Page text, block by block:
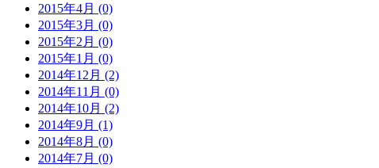
2015年4月 (0)
2015年3月 (0)
2015年2月 (0)
2015年1月 (0)
2014年12月 (2)
2014年11月 (0)
2014年10月 (2)
2014年9月 (1)
2014年8月 (0)
2014年7月 (0)